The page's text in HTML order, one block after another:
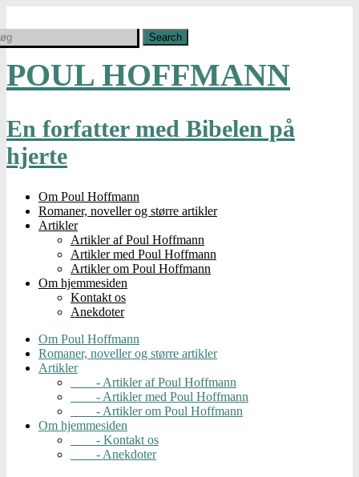
POUL HOFFMANN
En forfatter med Bibelen på
hjerte
Om Poul Hoffmann
Romaner, noveller og større artikler
Artikler
Artikler af Poul Hoffmann
Artikler med Poul Hoffmann
Artikler om Poul Hoffmann
Om hjemmesiden
Kontakt os
Anekdoter
Om Poul Hoffmann
Romaner, noveller og større artikler
Artikler
- Artikler af Poul Hoffmann
- Artikler med Poul Hoffmann
- Artikler om Poul Hoffmann
Om hjemmesiden
- Kontakt os
- Anekdoter